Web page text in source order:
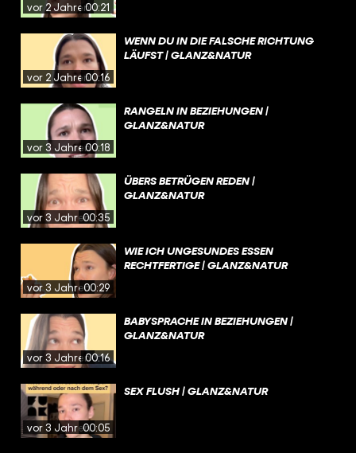
vor 2 Jahren00:21
vor 2 Jahren00:16
WENN DU IN DIE FALSCHE RICHTUNG
LÄUFST | GLANZ&NATUR
vor 3 Jahren00:18
RANGELN IN BEZIEHUNGEN |
GLANZ&NATUR
vor 3 Jahren00:35
ÜBERS BETRÜGEN REDEN |
GLANZ&NATUR
vor 3 Jahren00:29
WIE ICH UNGESUNDES ESSEN
RECHTFERTIGE | GLANZ&NATUR
vor 3 Jahren00:16
BABYSPRACHE IN BEZIEHUNGEN |
GLANZ&NATUR
vor 3 Jahren00:05
SEX FLUSH | GLANZ&NATUR